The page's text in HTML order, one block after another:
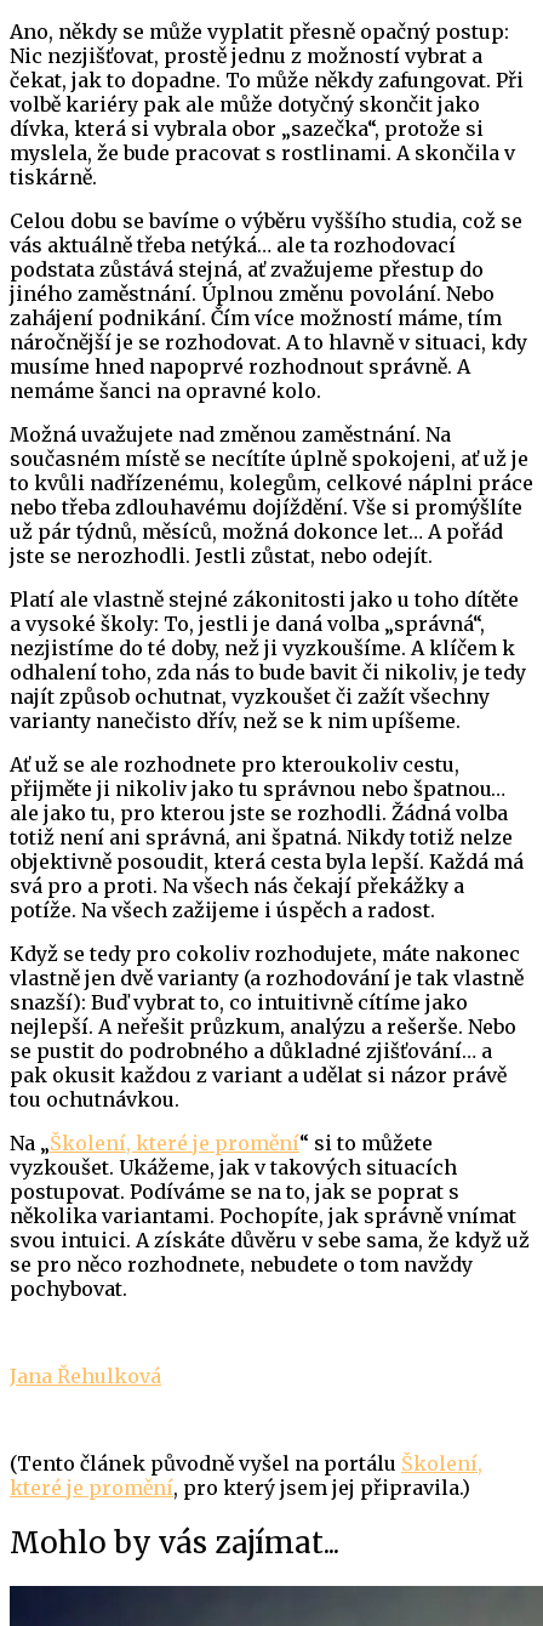
Ano, někdy se může vyplatit přesně opačný postup:
Nic nezjišťovat, prostě jednu z možností vybrat a
čekat, jak to dopadne. To může někdy zafungovat. Při
volbě kariéry pak ale může dotyčný skončit jako
dívka, která si vybrala obor „sazečka“, protože si
myslela, že bude pracovat s rostlinami. A skončila v
tiskárně.
Celou dobu se bavíme o výběru vyššího studia, což se
vás aktuálně třeba netýká… ale ta rozhodovací
podstata zůstává stejná, ať zvažujeme přestup do
jiného zaměstnání. Úplnou změnu povolání. Nebo
zahájení podnikání. Čím více možností máme, tím
náročnější je se rozhodovat. A to hlavně v situaci, kdy
musíme hned napoprvé rozhodnout správně. A
nemáme šanci na opravné kolo.
Možná uvažujete nad změnou zaměstnání. Na
současném místě se necítíte úplně spokojeni, ať už je
to kvůli nadřízenému, kolegům, celkové náplni práce
nebo třeba zdlouhavému dojíždění. Vše si promýšlíte
už pár týdnů, měsíců, možná dokonce let… A pořád
jste se nerozhodli. Jestli zůstat, nebo odejít.
Platí ale vlastně stejné zákonitosti jako u toho dítěte
a vysoké školy: To, jestli je daná volba „správná“,
nezjistíme do té doby, než ji vyzkoušíme. A klíčem k
odhalení toho, zda nás to bude bavit či nikoliv, je tedy
najít způsob ochutnat, vyzkoušet či zažít všechny
varianty nanečisto dřív, než se k nim upíšeme.
Ať už se ale rozhodnete pro kteroukoliv cestu,
přijměte ji nikoliv jako tu správnou nebo špatnou…
ale jako tu, pro kterou jste se rozhodli. Žádná volba
totiž není ani správná, ani špatná. Nikdy totiž nelze
objektivně posoudit, která cesta byla lepší. Každá má
svá pro a proti. Na všech nás čekají překážky a
potíže. Na všech zažijeme i úspěch a radost.
Když se tedy pro cokoliv rozhodujete, máte nakonec
vlastně jen dvě varianty (a rozhodování je tak vlastně
snazší): Buď vybrat to, co intuitivně cítíme jako
nejlepší. A neřešit průzkum, analýzu a rešerše. Nebo
se pustit do podrobného a důkladné zjišťování… a
pak okusit každou z variant a udělat si názor právě
tou ochutnávkou.
Na „Školení, které je promění“ si to můžete
vyzkoušet. Ukážeme, jak v takových situacích
postupovat. Podíváme se na to, jak se poprat s
několika variantami. Pochopíte, jak správně vnímat
svou intuici. A získáte důvěru v sebe sama, že když už
se pro něco rozhodnete, nebudete o tom navždy
pochybovat.
Jana Řehulková
(Tento článek původně vyšel na portálu Školení,
které je promění, pro který jsem jej připravila.)
Mohlo by vás zajímat...